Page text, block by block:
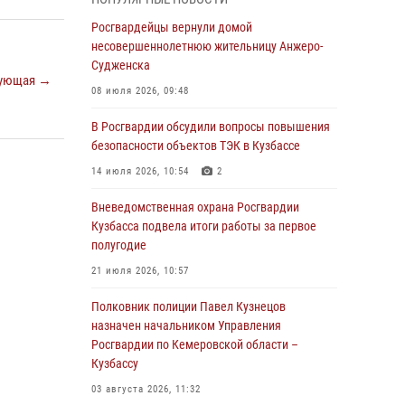
→
В Кузбассе стартовал чемпионат Сибирского
ордена Жукова округа Росгвардии по
служебно-боевой стрельбе
05 августа 2026, 10:53
дебошира, устроившего конфликт в
медицинском учреждении
05 августа 2026, 09:30
Росгвардейцы задержали участника драки,
причинившего побои оппоненту
05 августа 2026, 08:50
общественного порядка на городском пляже
05 августа 2026, 08:10
Росгвардейцы в Юрге пресекли попытку
проникновения на территорию частного
Росгвардейцы вернули домой
несовершеннолетнюю жительницу Анжеро-
Судженска
08 июля 2026, 09:48
В Росгвардии обсудили вопросы повышения
безопасности объектов ТЭК в Кузбассе
14 июля 2026, 10:54 2
Вневедомственная охрана Росгвардии
Кузбасса подвела итоги работы за первое
полугодие
21 июля 2026, 10:57
Полковник полиции Павел Кузнецов
назначен начальником Управления
Росгвардии по Кемеровской области –
Кузбассу
03 августа 2026, 11:32